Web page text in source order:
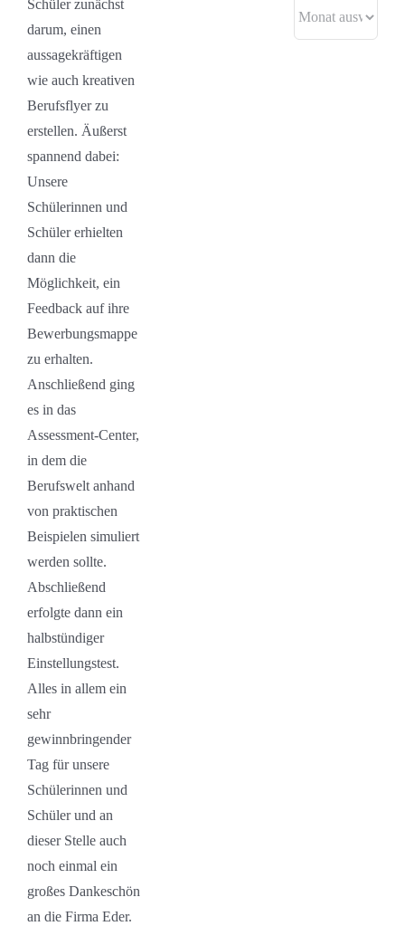
Schüler zunächst
darum, einen
aussagekräftigen
wie auch kreativen
Berufsflyer zu
erstellen. Äußerst
spannend dabei:
Unsere
Schülerinnen und
Schüler erhielten
dann die
Möglichkeit, ein
Feedback auf ihre
Bewerbungsmappe
zu erhalten.
Anschließend ging
es in das
Assessment-Center,
in dem die
Berufswelt anhand
von praktischen
Beispielen simuliert
werden sollte.
Abschließend
erfolgte dann ein
halbstündiger
Einstellungstest.
Alles in allem ein
sehr
gewinnbringender
Tag für unsere
Schülerinnen und
Schüler und an
dieser Stelle auch
noch einmal ein
großes Dankeschön
an die Firma Eder.